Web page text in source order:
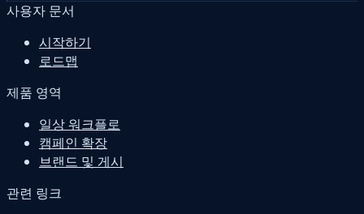
사용자 문서
시작하기
로드맵
제품 영역
일상 워크플로
캠페인 확장
브랜드 및 게시
관련 링크